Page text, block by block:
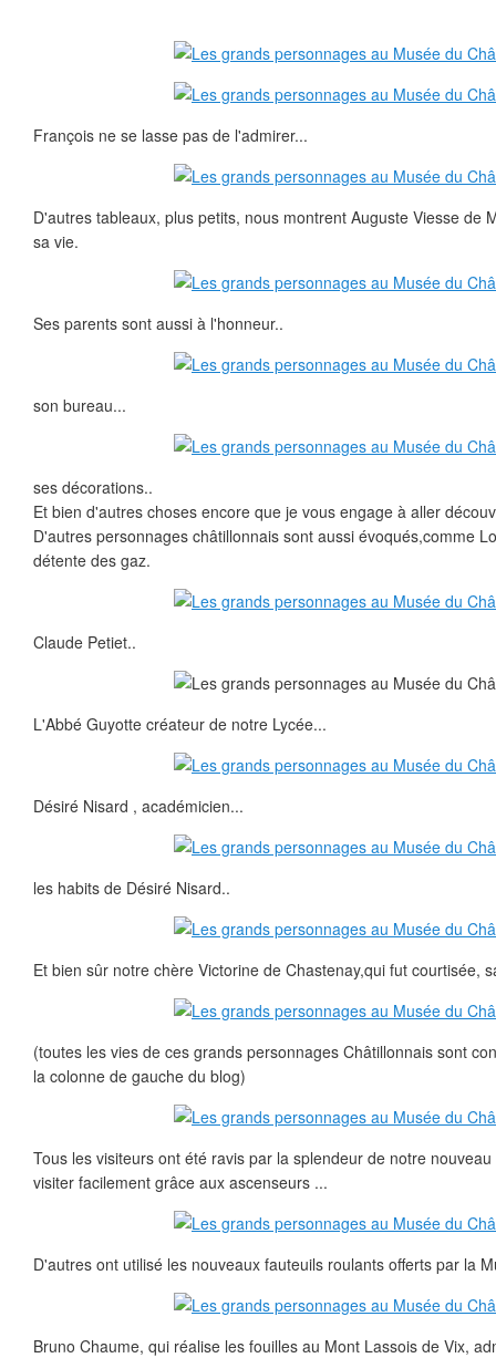
François ne se lasse pas de l'admirer...
D'autres tableaux, plus petits, nous montrent Auguste Viesse de
sa vie.
Ses parents sont aussi à l'honneur..
son bureau...
ses décorations..
Et bien d'autres choses encore que je vous engage à aller
D'autres personnages châtillonnais sont aussi évoqués,comme
détente des gaz.
Claude Petiet..
L'Abbé Guyotte créateur de notre Lycée...
Désiré Nisard , académicien...
les habits de Désiré Nisard..
Et bien sûr notre chère Victorine de Chastenay,qui fut courtisée,
(toutes les vies de ces grands personnages Châtillonnais sont
la colonne de gauche du blog)
Tous les visiteurs ont été ravis par la splendeur de notre
visiter facilement grâce aux ascenseurs ...
D'autres ont utilisé les nouveaux fauteuils roulants offerts par la
Bruno Chaume, qui réalise les fouilles au Mont Lassois de Vix,